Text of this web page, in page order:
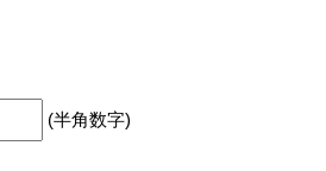
(半角数字)